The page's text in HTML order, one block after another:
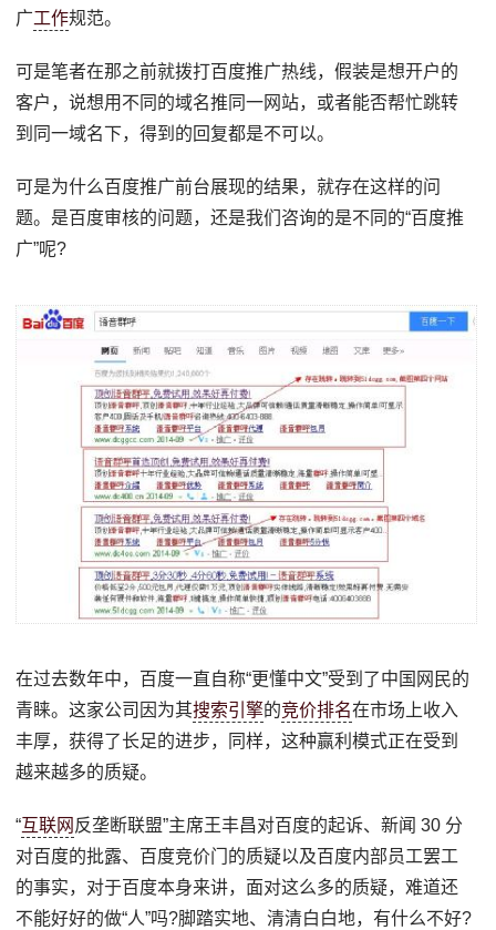
广工作规范。
可是笔者在那之前就拨打百度推广热线，假装是想开户的
客户，说想用不同的域名推同一网站，或者能否帮忙跳转
到同一域名下，得到的回复都是不可以。
可是为什么百度推广前台展现的结果，就存在这样的问
题。是百度审核的问题，还是我们咨询的是不同的“百度推
广”呢?
在过去数年中，百度一直自称“更懂中文”受到了中国网民的
青睐。这家公司因为其搜索引擎的竞价排名在市场上收入
丰厚，获得了长足的进步，同样，这种赢利模式正在受到
越来越多的质疑。
“互联网 反垄断联盟”主席王丰昌对百度的起诉、新闻 30 分
对百度的批露、百度竞价门的质疑以及百度内部员工罢工
的事实，对于百度本身来讲，面对这么多的质疑，难道还
不能好好的做“人”吗?脚踏实地、清清白白地，有什么不好?